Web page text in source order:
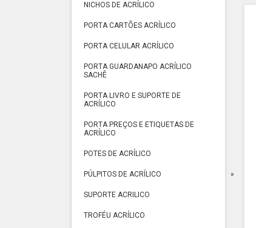
NICHOS DE ACRÍLICO
PORTA CARTÕES ACRÍLICO
PORTA CELULAR ACRÍLICO
PORTA GUARDANAPO ACRÍLICO
SACHÊ
PORTA LIVRO E SUPORTE DE
ACRÍLICO
PORTA PREÇOS E ETIQUETAS DE
ACRÍLICO
POTES DE ACRÍLICO
PÚLPITOS DE ACRÍLICO
SUPORTE ACRILICO
TROFÉU ACRÍLICO